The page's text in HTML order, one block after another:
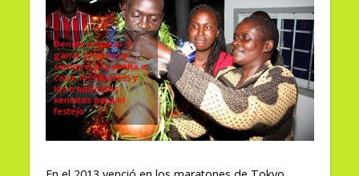
Dennis empezó a
ganar premios y
siempre a la vuelta a
casa, los laureles y
las tradiciones
keniatas para el
festejo